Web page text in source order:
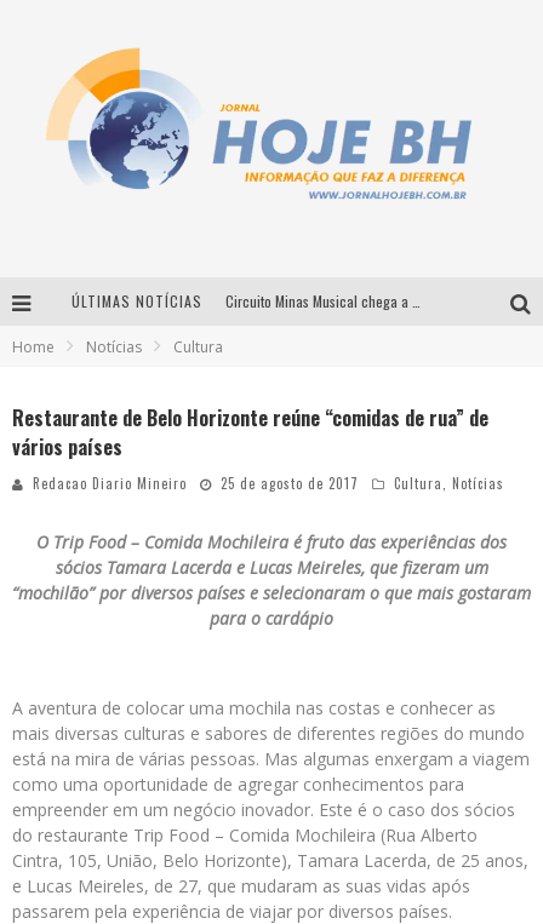
ÚLTIMAS NOTÍCIAS
Home Notícias Cultura
Restaurante de Belo Horizonte reúne “comidas de rua” de
vários países
Redacao Diario Mineiro 25 de agosto de 2017 Cultura Notícias
O Trip Food – Comida Mochileira é fruto das experiências dos
sócios Tamara Lacerda e Lucas Meireles, que fizeram um
“mochilão” por diversos países e selecionaram o que mais gostaram
para o cardápio
A aventura de colocar uma mochila nas costas e conhecer as
mais diversas culturas e sabores de diferentes regiões do mundo
está na mira de várias pessoas. Mas algumas enxergam a viagem
como uma oportunidade de agregar conhecimentos para
empreender em um negócio inovador. Este é o caso dos sócios
do restaurante Trip Food – Comida Mochileira (Rua Alberto
Cintra, 105, União, Belo Horizonte), Tamara Lacerda, de 25 anos,
e Lucas Meireles, de 27, que mudaram as suas vidas após
passarem pela experiência de viajar por diversos países.